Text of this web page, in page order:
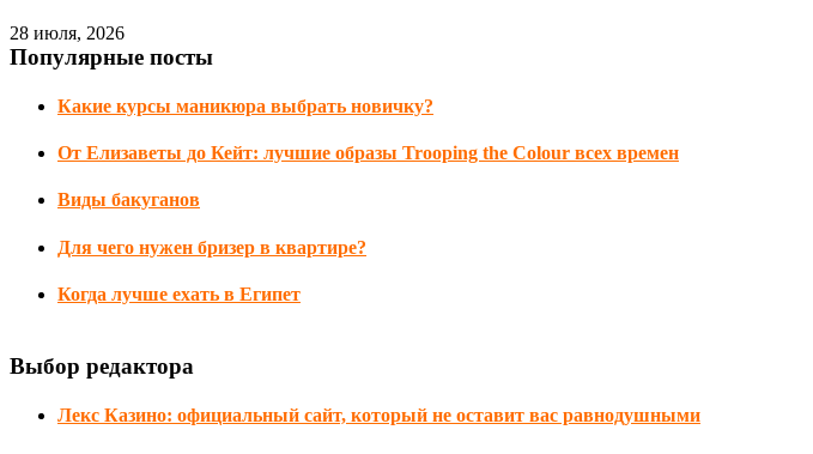
28 июля, 2026
Популярные посты
Какие курсы маникюра выбрать новичку?
От Елизаветы до Кейт: лучшие образы Trooping the Colour всех времен
Виды бакуганов
Для чего нужен бризер в квартире?
Когда лучше ехать в Египет
Выбор редактора
Лекс Казино: официальный сайт, который не оставит вас равнодушными